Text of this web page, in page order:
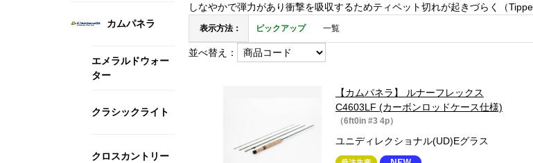
カムパネラ
エメラルドウォー
ター
クラシックライト
クロスカントリー
しなやかで弾力があり衝撃を吸収するためティペット切れが起きづらく（
表示方法： ピックアップ 一覧
並べ替え：
【カムパネラ】 ルナーフレックス
C4603LF (カーボンロッドケース仕様)
（6ft0in #3 4p）
ユニディレクショナル(UD)Eグラス